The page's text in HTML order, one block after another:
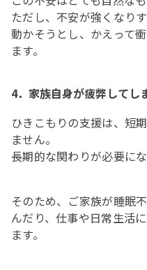
ただし、不安が強くなり
動かそうとし、かえって
ます。
4．家族自身が疲弊してし
ひきこもりの支援は、短
ません。
長期的な関わりが必要に
そのため、ご家族が睡眠
んだり、仕事や日常生活
ます。